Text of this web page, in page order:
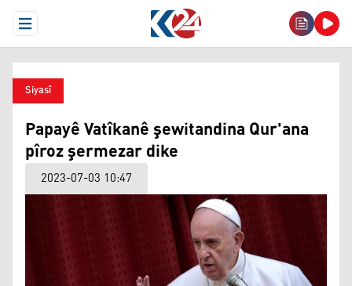
Open Menu
Siyasî
Papayê Vatîkanê şewitandina Qur'ana
pîroz şermezar dike
2023-07-03 10:47